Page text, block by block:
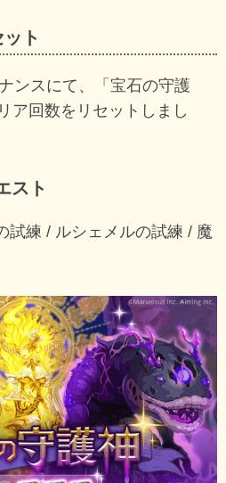
ト
ンスにて、「宝石の守護
ア回数をリセットしまし
スト
試練 / ルシェメルの試練 / 魔